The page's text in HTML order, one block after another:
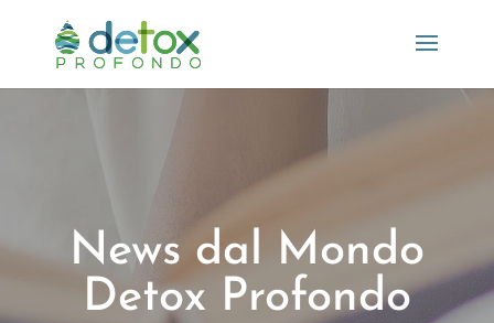
News dal Mondo
Detox Profondo